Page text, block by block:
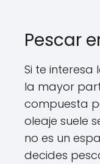
Pescar
Si te
la mayor
compuesta
oleaje suele
no es un
decides